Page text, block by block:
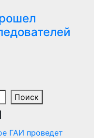
Поиск
ГАИ проведет